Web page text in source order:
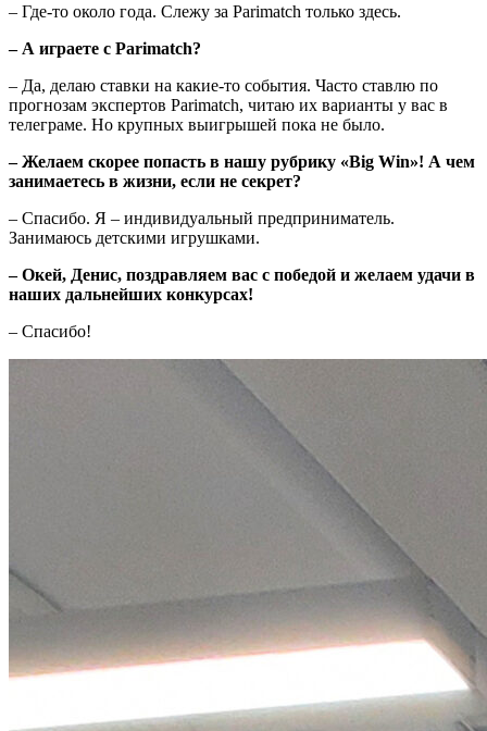
– Где-то около года. Слежу за Parimatch только здесь.
– А играете с Parimatch?
– Да, делаю ставки на какие-то события. Часто ставлю по
прогнозам экспертов Parimatch, читаю их варианты у вас в
телеграме. Но крупных выигрышей пока не было.
– Желаем скорее попасть в нашу рубрику «Big Win»! А чем
занимаетесь в жизни, если не секрет?
– Спасибо. Я – индивидуальный предприниматель.
Занимаюсь детскими игрушками.
– Окей, Денис, поздравляем вас с победой и желаем удачи в
наших дальнейших конкурсах!
– Спасибо!